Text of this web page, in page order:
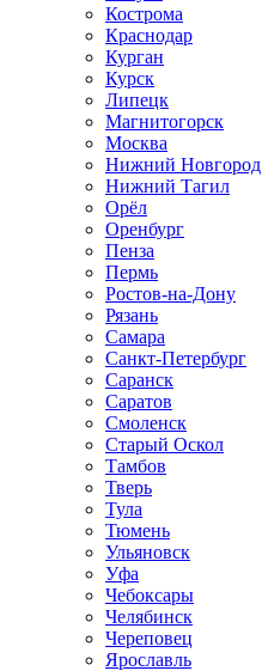
Кострома
Краснодар
Курган
Курск
Липецк
Магнитогорск
Москва
Нижний Новгород
Нижний Тагил
Орёл
Оренбург
Пенза
Пермь
Ростов‑на‑Дону
Рязань
Самара
Санкт‑Петербург
Саранск
Саратов
Смоленск
Старый Оскол
Тамбов
Тверь
Тула
Тюмень
Ульяновск
Уфа
Чебоксары
Челябинск
Череповец
Ярославль